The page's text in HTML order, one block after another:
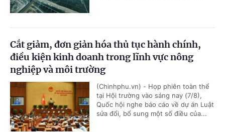
Cắt giảm, đơn giản hóa thủ tục hành chính,
điều kiện kinh doanh trong lĩnh vực nông
nghiệp và môi trường
(Chinhphu.vn) - Họp phiên toàn thể
tại Hội trường vào sáng nay (7/8),
Quốc hội nghe báo cáo về dự án Luật
sửa đổi, bổ sung một số điều của...